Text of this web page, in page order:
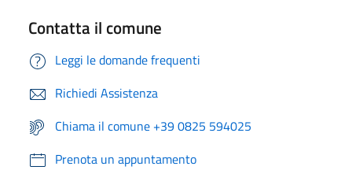
Contatta il comune
Leggi le domande frequenti
Richiedi Assistenza
Chiama il comune +39 0825 594025
Prenota un appuntamento